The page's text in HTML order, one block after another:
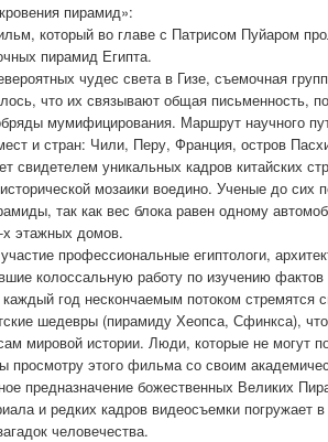
пирамид»:
который во главе с Патрисом Пуйаром
пирамид Египта.
чудес света в Гизе, съемочная
что их связывают общая письменность,
мумифицирования. Маршрут научного
и стран: Чили, Перу, Франция, остров
свидетелем уникальных кадров китайских
мозаики воедино. Ученые до сих
так как вес блока равен одному
х этажных домов.
профессиональные египтологи,
колоссальную работу по изучению
год нескончаемым потоком стремятся
шедевры (пирамиду Хеопса, Сфинкса),
мировой истории. Люди, которые не могут
просмотру этого фильма со своим
предназначение божественных Великих
и редких кадров видеосъемки погружает
человечества.